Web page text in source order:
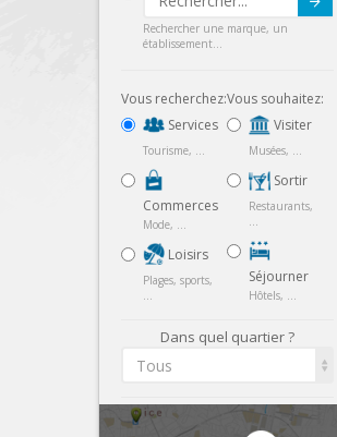
Submit
Rechercher une marque, un
établissement...
Vous recherchez:
Services
Tourisme, ...
Commerces
Mode, ...
Loisirs
Plages, sports,
...
Vous souhaitez:
Visiter
Musées, ...
Sortir
Restaurants,
...
Séjourner
Hôtels, ...
Dans quel quartier ?
Tous